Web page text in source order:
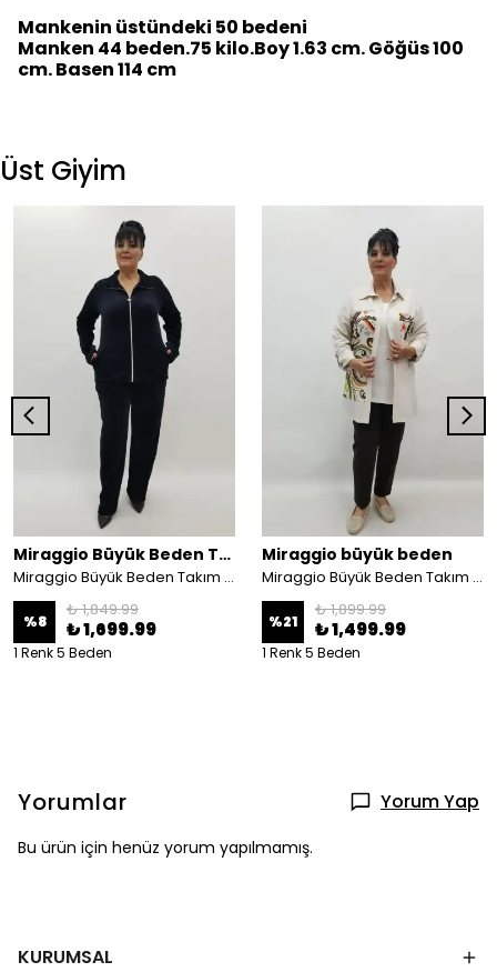
Mankenin üstündeki 50 bedeni
Manken 44 beden.75 kilo.Boy 1.63 cm. Göğüs 100
cm. Basen 114 cm
Üst Giyim
Miraggio Büyük Beden Takım
Miraggio Büyük Beden Takım 4259 SİYAH
%8
₺ 1,849.99
₺ 1,699.99
1 Renk 5 Beden
Miraggio büyük beden
Miraggio Büyük Beden Takım 99613 TAŞ
%21
₺ 1,899.99
₺ 1,499.99
1 Renk 5 Beden
Yorumlar Yorum Yap
Bu ürün için henüz yorum yapılmamış.
KURUMSAL